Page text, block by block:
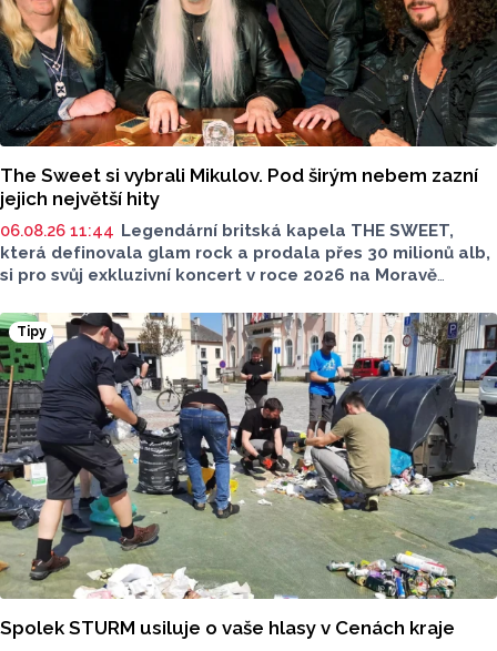
The Sweet si vybrali Mikulov. Pod širým nebem zazní
jejich největší hity
06.08.26 11:44 Legendární britská kapela THE SWEET,
která definovala glam rock a prodala přes 30 milionů alb,
si pro svůj exkluzivní koncert v roce 2026 na Moravě
v malebném Amfiteátru Mikulov.
Tipy
Spolek STURM usiluje o vaše hlasy v Cenách kraje